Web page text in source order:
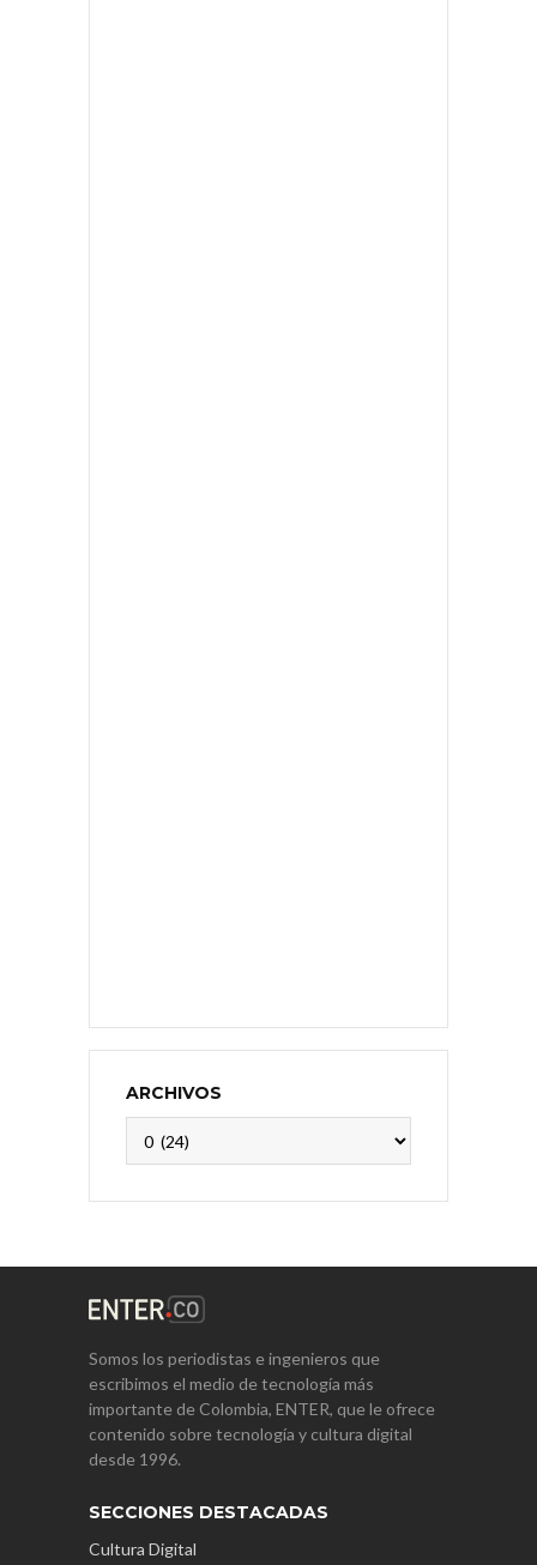
ARCHIVOS
Somos los periodistas e ingenieros que
escribimos el medio de tecnología más
importante de Colombia, ENTER, que le ofrece
contenido sobre tecnología y cultura digital
desde 1996.
SECCIONES DESTACADAS
Cultura Digital